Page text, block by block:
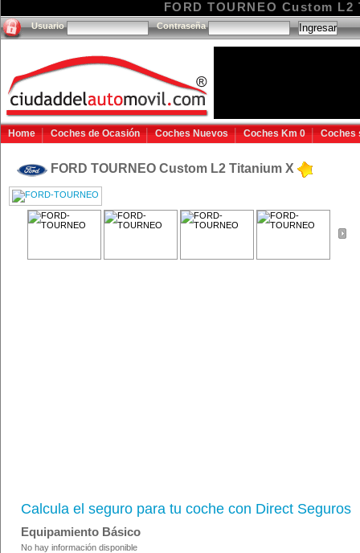
FORD TOURNEO Custom
Usuario Contraseña
Home Coches de Ocasión Coches Nuevos Coches Km 0 Coches
FORD TOURNEO Custom L2 Titanium X
Calcula el seguro para tu coche con Direct Seguros
Equipamiento Básico
No hay información disponible